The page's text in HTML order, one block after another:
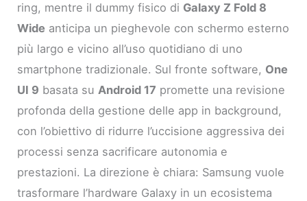
ring, mentre il dummy fisico di Galaxy Z Fold 8
Wide anticipa un pieghevole con schermo esterno
più largo e vicino all’uso quotidiano di uno
smartphone tradizionale. Sul fronte software, One
UI 9 basata suAndroid 17 promette una revisione
profonda della gestione delle app in background,
con l’obiettivo di ridurre l’uccisione aggressiva dei
processi senza sacrificare autonomia e
prestazioni. La direzione è chiara: Samsung vuole
trasformare l’hardware Galaxy in un ecosistema